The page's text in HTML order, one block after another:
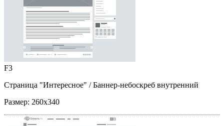
F3
Страница "Интересное" / Баннер-небоскреб внутренний
Размер: 260x340